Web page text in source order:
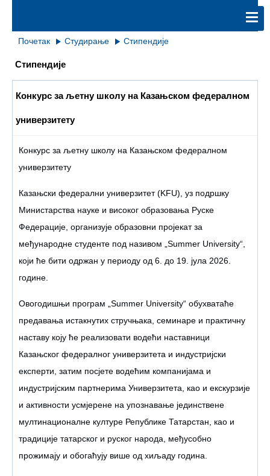
Почетак Студирање Стипендије
Стипендије
Конкурс за љетну школу на Казањском федералном
универзитету
Конкурс за љетну школу на Казањском федералном
универзитету
Казањски федерални универзитет (KFU), уз подршку
Министарства науке и високог образовања Руске
Федерације, организује образовни пројекат за
међународне студенте под називом „Summer University“,
који ће бити одржан у периоду од 6. до 19. јула 2026.
године.
Овогодишњи програм „Summer University“ обухватаће
предавања истакнутих стручњака, семинаре и практичну
наставу коју ће реализовати водећи наставници
Казањског федералног универзитета и индустријски
експерти, затим посјете водећим компанијама и
индустријским партнерима Универзитета, као и екскурзије
и активности усмјерене на упознавање јединствене
мултинационалне културе Републике Татарстан, као и
традиције татарског и руског народа, међусобно
прожимају и обогаћују више од хиљаду година.